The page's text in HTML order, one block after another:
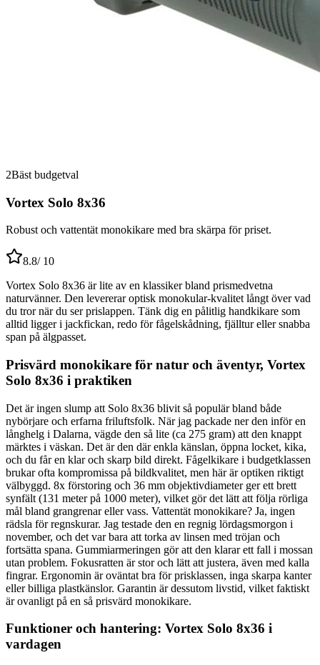
2Bäst budgetval
Vortex Solo 8x36
Robust och vattentät monokikare med bra skärpa för priset.
8.8/ 10
Vortex Solo 8x36 är lite av en klassiker bland prismedvetna
naturvänner. Den levererar optisk monokular-kvalitet långt över vad
du tror när du ser prislappen. Tänk dig en pålitlig handkikare som
alltid ligger i jackfickan, redo för fågelskådning, fjälltur eller snabba
span på älgpasset.
Prisvärd monokikare för natur och äventyr, Vortex
Solo 8x36 i praktiken
Det är ingen slump att Solo 8x36 blivit så populär bland både
nybörjare och erfarna friluftsfolk. När jag packade ner den inför en
långhelg i Dalarna, vägde den så lite (ca 275 gram) att den knappt
märktes i väskan. Det är den där enkla känslan, öppna locket, kika,
och du får en klar och skarp bild direkt. Fågelkikare i budgetklassen
brukar ofta kompromissa på bildkvalitet, men här är optiken riktigt
välbyggd. 8x förstoring och 36 mm objektivdiameter ger ett brett
synfält (131 meter på 1000 meter), vilket gör det lätt att följa rörliga
mål bland grangrenar eller vass. Vattentät monokikare? Ja, ingen
rädsla för regnskurar. Jag testade den en regnig lördagsmorgon i
november, och det var bara att torka av linsen med tröjan och
fortsätta spana. Gummiarmeringen gör att den klarar ett fall i mossan
utan problem. Fokusratten är stor och lätt att justera, även med kalla
fingrar. Ergonomin är oväntat bra för prisklassen, inga skarpa kanter
eller billiga plastkänslor. Garantin är dessutom livstid, vilket faktiskt
är ovanligt på en så prisvärd monokikare.
Funktioner och hantering: Vortex Solo 8x36 i
vardagen